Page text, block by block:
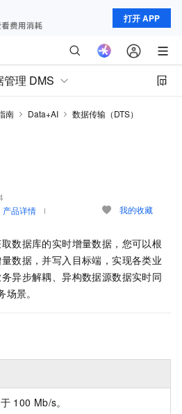
打开 APP
管理 DMS
南 Data+AI
数据传输（DTS）
产品详情 我的收藏
数据库的实时增量数据，您可以根
数据，并写入目标端，实现各类业
异步解耦、异构数据源数据实时同
场景。
100 Mb/s。